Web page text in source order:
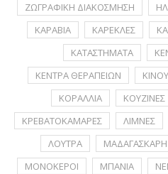
ΖΩΓΡΑΦΙΚΗ ΔΙΑΚΟΣΜΗΣΗ
ΚΑΡΑΒΙΑ
ΚΑΡΕΚΛΕΣ
ΚΑΤΑΣΤΗΜΑΤΑ
ΚΕΝΤΡΑ ΘΕΡΑΠΕΙΩΝ
ΚΟΡΑΛΛΙΑ
ΚΟΥΖΙΝΕΣ
ΚΡΕΒΑΤΟΚΑΜΑΡΕΣ
ΛΙΜΝΕΣ
ΛΟΥΤΡΑ
ΜΑΔΑΓΑΣΚΑΡΗ
ΜΟΝΟΚΕΡΟΙ
ΜΠΑΝΙΑ